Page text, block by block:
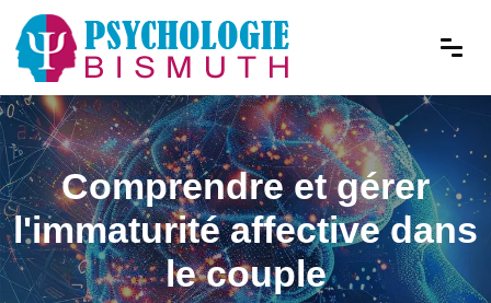
Comprendre et gérer
l'immaturité affective dans
le couple